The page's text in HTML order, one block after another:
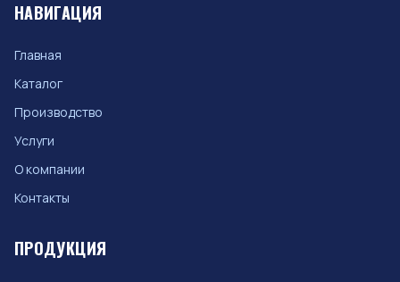
НАВИГАЦИЯ
Главная
Каталог
Производство
Услуги
О компании
Контакты
ПРОДУКЦИЯ